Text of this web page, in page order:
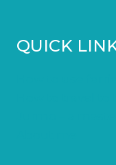
QUICK